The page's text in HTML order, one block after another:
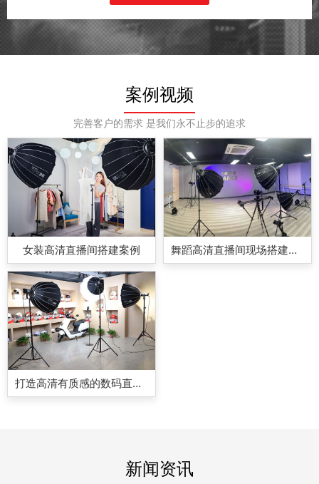
案例视频
完善客户的需求 是我们永不止步的追求
女装高清直播间搭建案例 舞蹈高清直播间现场搭建案例
打造高清有质感的数码直播间
新闻资讯